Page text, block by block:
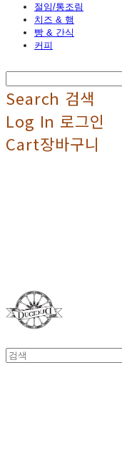
절임/통조림
치즈 & 햄
빵 & 간식
커피
Search 검색
Log In 로그인
Cart장바구니